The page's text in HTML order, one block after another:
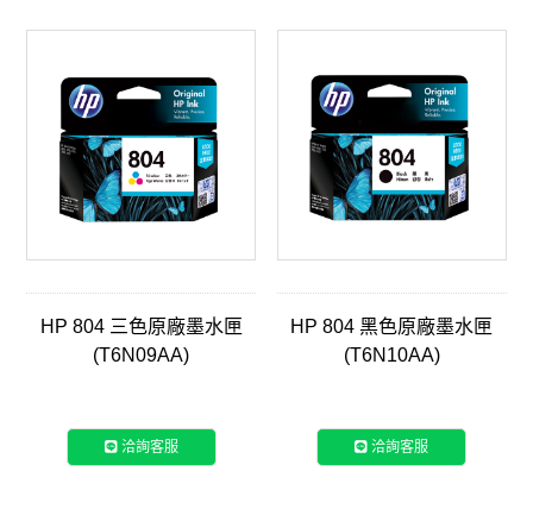
HP 804 三色原廠墨水匣
(T6N09AA)
洽詢客服
HP 804 黑色原廠墨水匣
(T6N10AA)
洽詢客服